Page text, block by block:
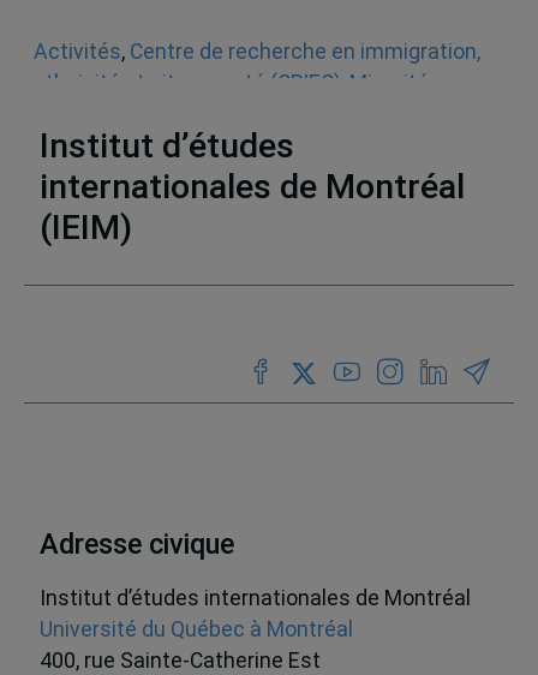
Activités, Centre de recherche en immigration,
ethnicité et citoyenneté (CRIEC) Minorités
Institut d’études
internationales de Montréal
(IEIM)
Adresse civique
Institut d’études internationales de Montréal
Université du Québec à Montréal
400, rue Sainte-Catherine Est